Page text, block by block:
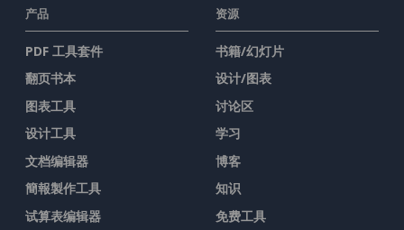
产品
PDF 工具套件
翻页书本
图表工具
设计工具
文档编辑器
簡報製作工具
试算表编辑器
资源
书籍/幻灯片
设计/图表
讨论区
学习
博客
知识
免费工具